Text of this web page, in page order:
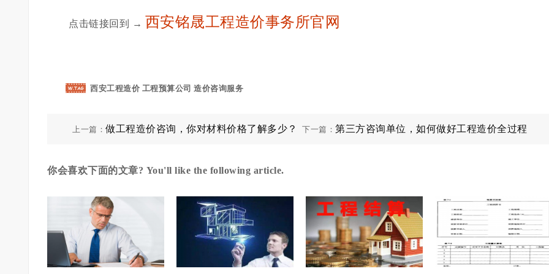
点击链接回到 → 西安铭晟工程造价事务所官网
西安工程造价 工程预算公司 造价咨询服务
上一篇：做工程造价咨询，你对材料价格了解多少？ 下一篇：第三方咨询单位，如何做好工程造价全过程
你会喜欢下面的文章? You'll like the following article.
>全工程工程造价咨 >第三方咨询单位， >工程造价咨询服务